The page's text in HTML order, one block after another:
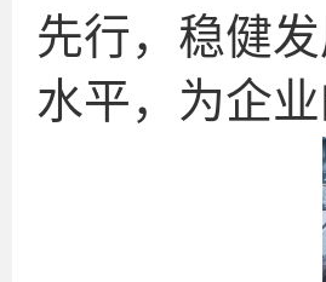
先行，稳健
水平，为企